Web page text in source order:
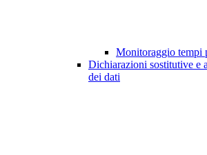
Monitoraggio tempi
Dichiarazioni sostitutive e
dei dati